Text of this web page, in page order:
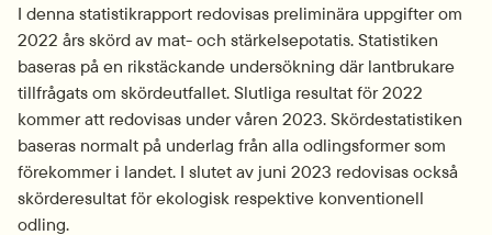
I denna statistikrapport redovisas preliminära uppgifter om
2022 års skörd av mat- och stärkelsepotatis. Statistiken
baseras på en rikstäckande undersökning där lantbrukare
tillfrågats om skördeutfallet. Slutliga resultat för 2022
kommer att redovisas under våren 2023. Skördestatistiken
baseras normalt på underlag från alla odlingsformer som
förekommer i landet. I slutet av juni 2023 redovisas också
skörderesultat för ekologisk respektive konventionell
odling.